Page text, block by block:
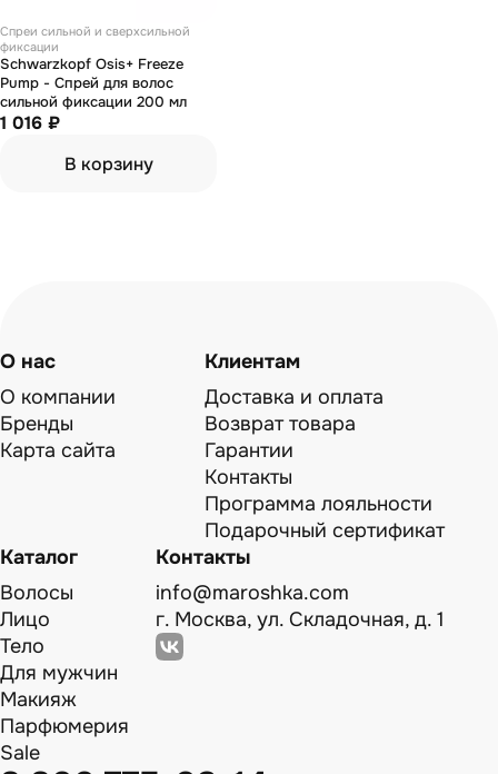
Спреи сильной и сверхсильной
фиксации
Schwarzkopf Osis+ Freeze
Pump - Спрей для волос
сильной фиксации 200 мл
1 016 ₽
В корзину
О нас
О компании
Бренды
Карта сайта
Клиентам
Доставка и оплата
Возврат товара
Гарантии
Контакты
Программа лояльности
Подарочный сертификат
Каталог
Волосы
Лицо
Тело
Для мужчин
Макияж
Парфюмерия
Sale
Контакты
info@maroshka.com
г. Москва, ул. Складочная, д. 1